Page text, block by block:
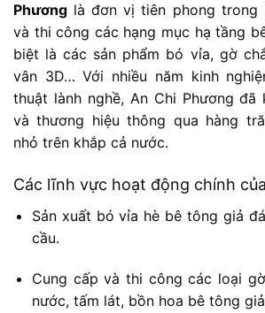
Phương làđơnvịtiên phong trong
và thicông các hạng mục hạtầng
biệt làcác sản phẩm bó vỉa, gờ
vân 3D…Với nhiều năm kinh
thuật lành nghề, An Chi Phươngđã
vàthương hiệuthông qua hàng
nhỏ trên khắp cả nước.
Các lĩnh vực hoạt động chính của
Sản xuất bóvỉa hè bê tông giả đá
cầu.
Cung cấpvà thi côngcác loại gờ
nước, tấm lát, bồn hoa bê tông giả